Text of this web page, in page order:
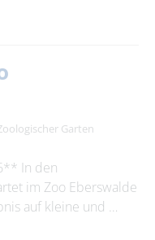
Garten
In den
im Zoo Eberswalde
auf kleine und …